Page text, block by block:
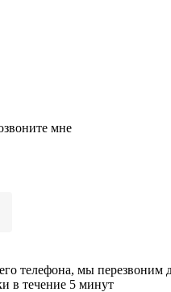
мне
телефона, мы перезвоним
в течение 5 минут